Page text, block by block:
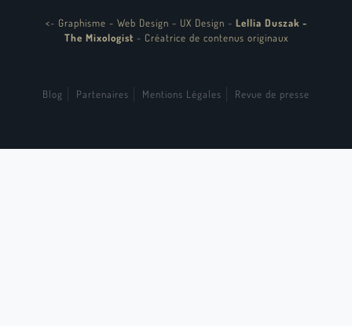
<- Graphisme - Web Design - UX Design - Lellia Duszak -
The Mixologist - Créatrice de contenus originaux
Blog Partenaires Mentions Légales Revue de presse